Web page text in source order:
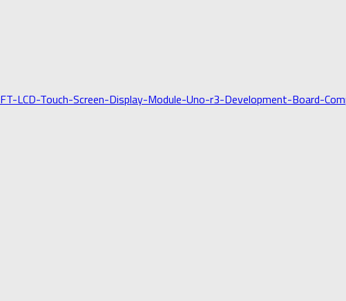
LCD-Touch-Screen-Display-Module-Uno-r3-Development-Board-